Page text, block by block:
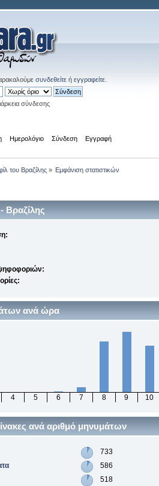
συνδεθείτε ή εγγραφείτε
σύνδεσης
Ημερολόγιο Σύνδεση Εγγραφή
του Βραζίλης» Εμφάνιση στατιστικών
- Βραζίλης
ανά ώρα
4 5 6 7 8 9 10
ανά αριθμό μηνυμάτων
733
586
518